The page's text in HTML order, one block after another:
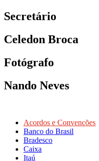
Secretário
Celedon Broca
Fotógrafo
Nando Neves
Acordos e Convenções
Banco do Brasil
Bradesco
Caixa
Itaú